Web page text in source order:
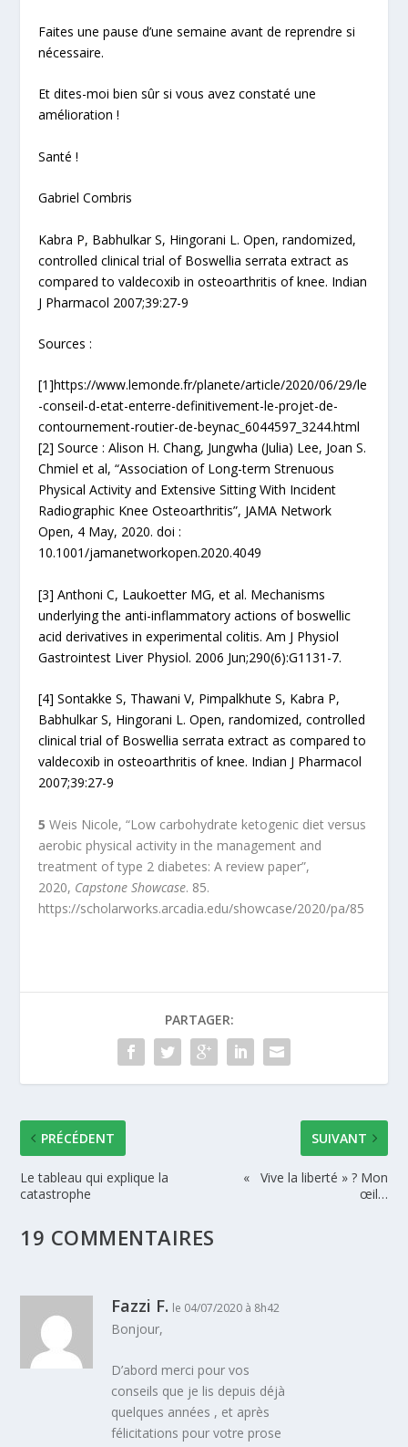
Faites une pause d’une semaine avant de reprendre si
nécessaire.
Et dites-moi bien sûr si vous avez constaté une
amélioration !
Santé !
Gabriel Combris
Kabra P, Babhulkar S, Hingorani L. Open, randomized,
controlled clinical trial of Boswellia serrata extract as
compared to valdecoxib in osteoarthritis of knee. Indian
J Pharmacol 2007;39:27-9
Sources :
[1]https://www.lemonde.fr/planete/article/2020/06/29/le
-conseil-d-etat-enterre-definitivement-le-projet-de-
contournement-routier-de-beynac_6044597_3244.html
[2] Source : Alison H. Chang, Jungwha (Julia) Lee, Joan S.
Chmiel et al, “Association of Long-term Strenuous
Physical Activity and Extensive Sitting With Incident
Radiographic Knee Osteoarthritis”, JAMA Network
Open, 4 May, 2020. doi :
10.1001/jamanetworkopen.2020.4049
[3] Anthoni C, Laukoetter MG, et al. Mechanisms
underlying the anti-inflammatory actions of boswellic
acid derivatives in experimental colitis. Am J Physiol
Gastrointest Liver Physiol. 2006 Jun;290(6):G1131-7.
[4] Sontakke S, Thawani V, Pimpalkhute S, Kabra P,
Babhulkar S, Hingorani L. Open, randomized, controlled
clinical trial of Boswellia serrata extract as compared to
valdecoxib in osteoarthritis of knee. Indian J Pharmacol
2007;39:27-9
5Weis Nicole, “Low carbohydrate ketogenic diet versus
aerobic physical activity in the management and
treatment of type 2 diabetes: A review paper”,
2020, Capstone Showcase. 85.
https://scholarworks.arcadia.edu/showcase/2020/pa/85
PARTAGER:
PRÉCÉDENT
Le tableau qui explique la
catastrophe
SUIVANT
« Vive la liberté » ? Mon
œil…
19 COMMENTAIRES
Fazzi F. le 04/07/2020 à 8h42
Bonjour,
D’abord merci pour vos
conseils que je lis depuis déjà
quelques années , et après
félicitations pour votre prose